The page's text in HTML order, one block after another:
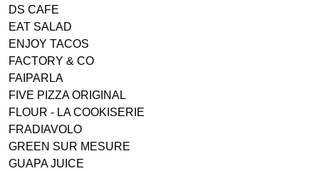
DS CAFE
EAT SALAD
ENJOY TACOS
FACTORY & CO
FAIPARLA
FIVE PIZZA ORIGINAL
FLOUR - LA COOKISERIE
FRADIAVOLO
GREEN SUR MESURE
GUAPA JUICE